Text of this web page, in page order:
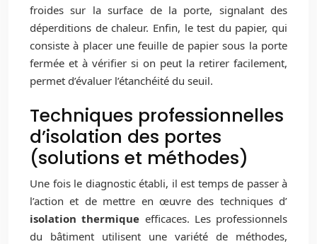
froides sur la surface de la porte, signalant des
déperditions de chaleur. Enfin, le test du papier, qui
consiste à placer une feuille de papier sous la porte
fermée et à vérifier si on peut la retirer facilement,
permet d’évaluer l’étanchéité du seuil.
Techniques professionnelles
d’isolation des portes
(solutions et méthodes)
Une fois le diagnostic établi, il est temps de passer à
l’action et de mettre en œuvre des techniques d’
isolation thermique efficaces. Les professionnels
du bâtiment utilisent une variété de méthodes,